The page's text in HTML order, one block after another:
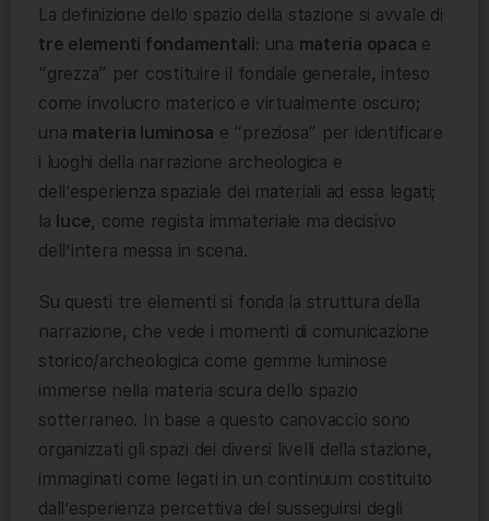
La definizione dello spazio della stazione si avvale di
tre elementi fondamentali: una materia opaca e
“grezza” per costituire il fondale generale, inteso
come involucro materico e virtualmente oscuro;
una materia luminosa e “preziosa” per identificare
i luoghi della narrazione archeologica e
dell’esperienza spaziale dei materiali ad essa legati;
la luce, come regista immateriale ma decisivo
dell’intera messa in scena.
Su questi tre elementi si fonda la struttura della
narrazione, che vede i momenti di comunicazione
storico/archeologica come gemme luminose
immerse nella materia scura dello spazio
sotterraneo. In base a questo canovaccio sono
organizzati gli spazi dei diversi livelli della stazione,
immaginati come legati in un continuum costituito
dall’esperienza percettiva del susseguirsi degli